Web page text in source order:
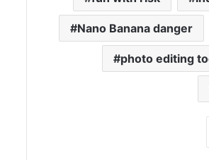
Nano Banana danger
photo editing